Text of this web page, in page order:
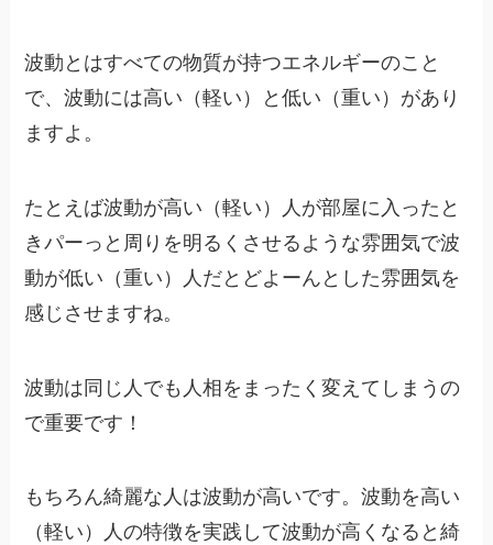
波動とはすべての物質が持つエネルギーのこと
で、波動には高い（軽い）と低い（重い）があり
ますよ。
たとえば波動が高い（軽い）人が部屋に入ったと
きパーっと周りを明るくさせるような雰囲気で波
動が低い（重い）人だとどよーんとした雰囲気を
感じさせますね。
波動は同じ人でも人相をまったく変えてしまうの
で重要です！
もちろん綺麗な人は波動が高いです。波動を高い
（軽い）人の特徴を実践して波動が高くなると綺